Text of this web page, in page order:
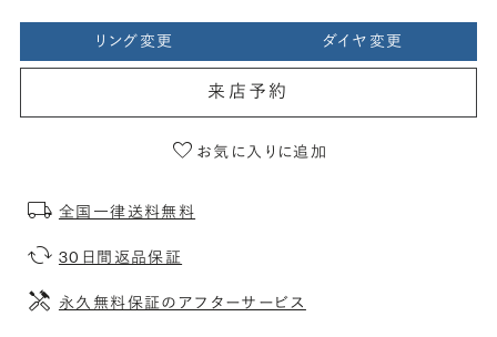
リング変更 ダイヤ変更
来店予約
お気に入りに追加
全国一律送料無料
30日間返品保証
永久無料保証のアフターサービス